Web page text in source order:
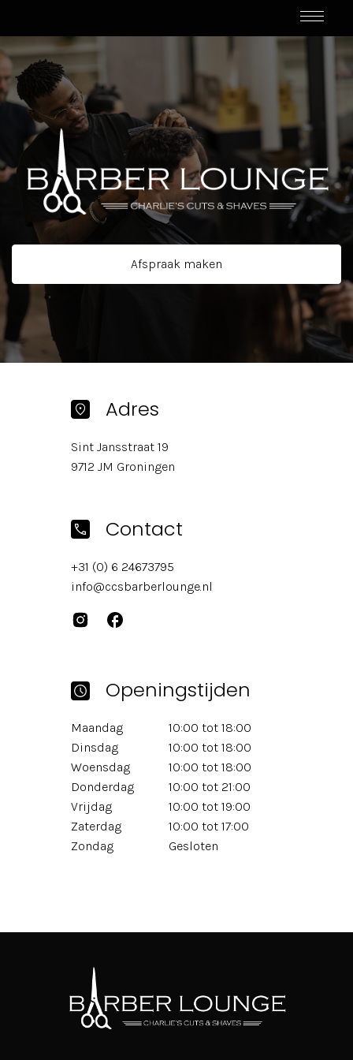
Afspraak maken
Adres
Sint Jansstraat 19
9712 JM Groningen
Contact
+31 (0) 6 24673795
info@ccsbarberlounge.nl
Openingstijden
Maandag
Dinsdag
Woensdag
Donderdag
Vrijdag
Zaterdag
Zondag
10:00 tot 18:00
10:00 tot 18:00
10:00 tot 18:00
10:00 tot 21:00
10:00 tot 19:00
10:00 tot 17:00
Gesloten